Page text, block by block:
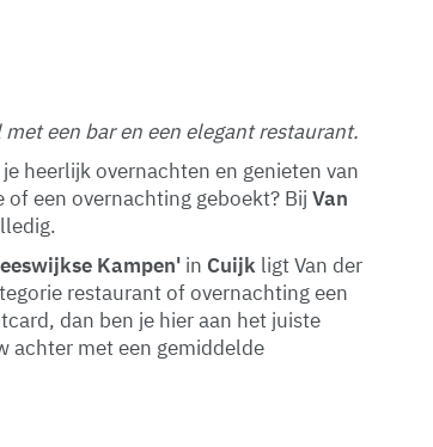
een bar en een elegant restaurant.
heerlijk overnachten en genieten van
een overnachting geboekt? Bij Van
Kampen' in Cuijk ligt Van der
restaurant of overnachting een
dan ben je hier aan het juiste
achter met een gemiddelde